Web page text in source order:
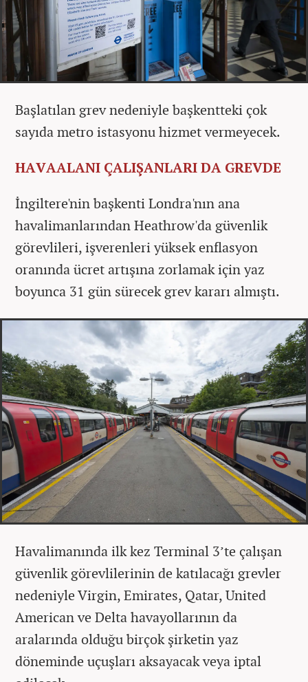
Başlatılan grev nedeniyle başkentteki çok
sayıda metro istasyonu hizmet vermeyecek.
HAVAALANI ÇALIŞANLARI DA GREVDE
İngiltere'nin başkenti Londra'nın ana
havalimanlarından Heathrow'da güvenlik
görevlileri, işverenleri yüksek enflasyon
oranında ücret artışına zorlamak için yaz
boyunca 31 gün sürecek grev kararı almıştı.
Havalimanında ilk kez Terminal 3’te çalışan
güvenlik görevlilerinin de katılacağı grevler
nedeniyle Virgin, Emirates, Qatar, United
American ve Delta havayollarının da
aralarında olduğu birçok şirketin yaz
döneminde uçuşları aksayacak veya iptal